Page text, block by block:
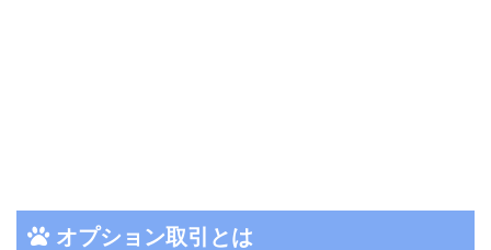
オプション取引とは